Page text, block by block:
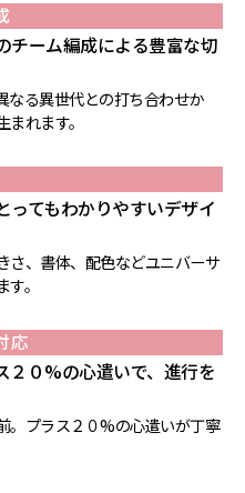
チーム編成による豊富な切
なる異世代との打ち合わせか
れます。
ってもわかりやすいデザイ
さ、書体、配色などユニバーサ
。
応
２０%の心遣いで、進行を
。プラス２０%の心遣いが丁寧